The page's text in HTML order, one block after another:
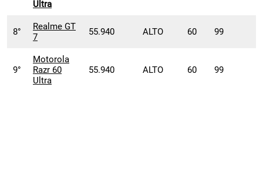
Ultra
8°
Realme GT
7
55.940 ALTO 60 99
9°
Motorola
Razr 60
Ultra
55.940 ALTO 60 99